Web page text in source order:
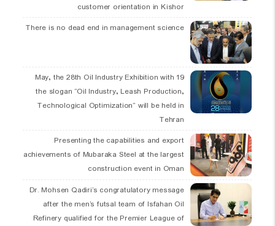
customer orientation in Kishor
There is no dead end in management science
19 May, the 28th Oil Industry Exhibition with
the slogan “Oil Industry, Leash Production,
Technological Optimization” will be held in
Tehran
Presenting the capabilities and export
achievements of Mubaraka Steel at the largest
construction event in Oman
Dr. Mohsen Qadiri’s congratulatory message
after the men’s futsal team of Isfahan Oil
Refinery qualified for the Premier League of